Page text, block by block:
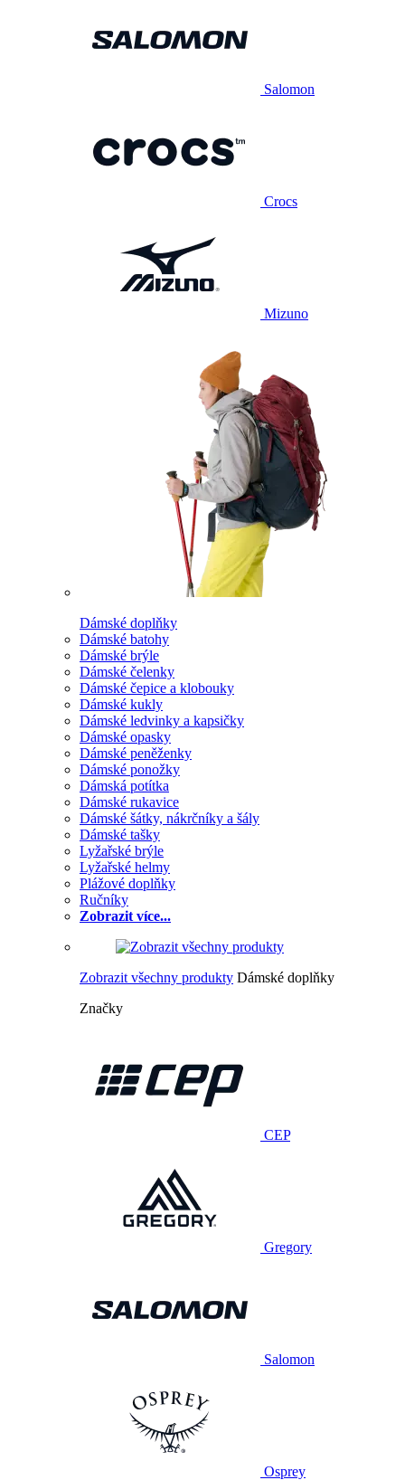
Salomon
Crocs
Mizuno
Dámské doplňky
Dámské batohy
Dámské brýle
Dámské čelenky
Dámské čepice a klobouky
Dámské kukly
Dámské ledvinky a kapsičky
Dámské opasky
Dámské peněženky
Dámské ponožky
Dámská potítka
Dámské rukavice
Dámské šátky, nákrčníky a šály
Dámské tašky
Lyžařské brýle
Lyžařské helmy
Plážové doplňky
Ručníky
Zobrazit více...
Zobrazit všechny produkty Dámské doplňky
Značky
CEP
Gregory
Salomon
Osprey